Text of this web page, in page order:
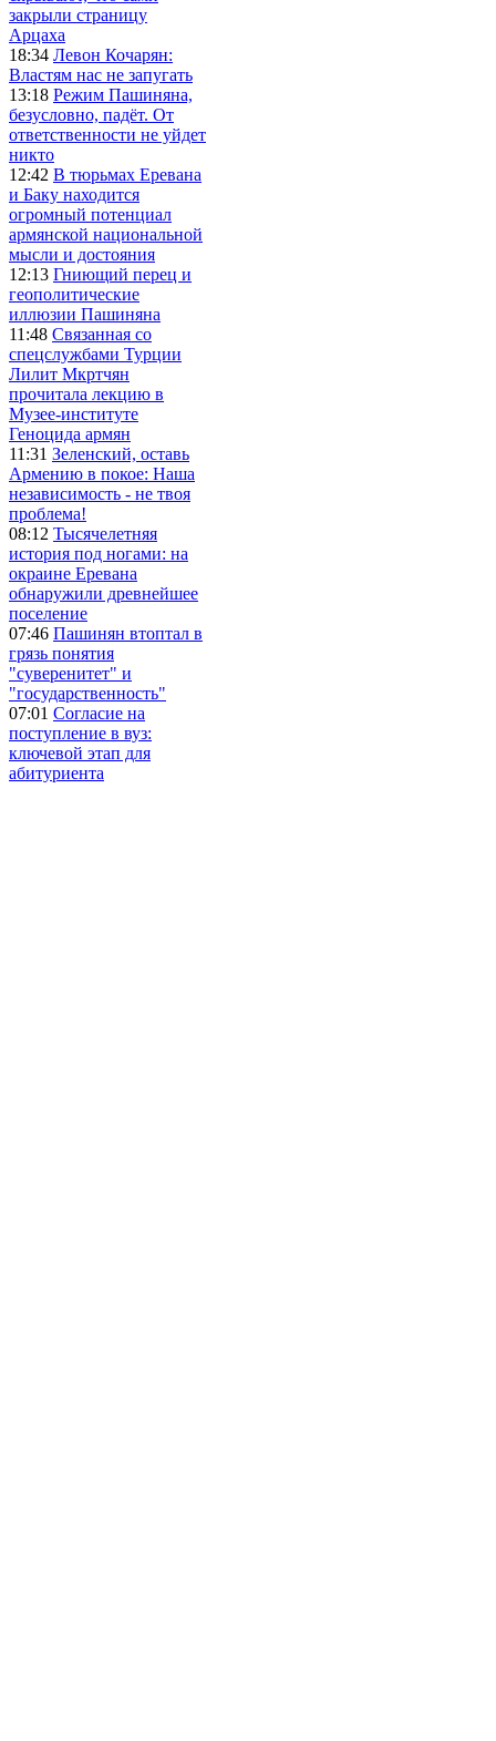
закрыли страницу
Арцаха
18:34 Левон Кочарян:
Властям нас не запугать
13:18 Режим Пашиняна,
безусловно, падёт. От
ответственности не уйдет
никто
12:42 В тюрьмах Еревана
и Баку находится
огромный потенциал
армянской национальной
мысли и достояния
12:13 Гниющий перец и
геополитические
иллюзии Пашиняна
11:48 Связанная со
спецслужбами Турции
Лилит Мкртчян
прочитала лекцию в
Музее-институте
Геноцида армян
11:31 Зеленский, оставь
Армению в покое: Наша
независимость - не твоя
проблема!
08:12 Тысячелетняя
история под ногами: на
окраине Еревана
обнаружили древнейшее
поселение
07:46 Пашинян втоптал в
грязь понятия
"суверенитет" и
"государственность"
07:01 Согласие на
поступление в вуз:
ключевой этап для
абитуриента